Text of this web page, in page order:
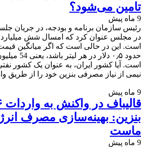
تامین می‌شود؟
9 ماه پیش
در مجلس عنوان کرد که امسال شش میلیارد
است. این در حالی است که اگر میانگین
حدود ۰٫۵
است. آیا کشور ایران، به عنوان یک کشور
نیمی از نیاز مصرفی بنزین خود را از طریق
9 ماه پیش
بنزین: بهینه‌سازی مصرف
ماست
9 ماه پیش